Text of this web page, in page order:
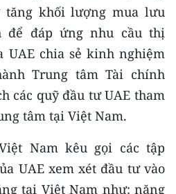
tăng khối lượng mua lưu
để đáp ứng nhu cầu thị
UAE chia sẻ kinh nghiệm
Trung tâm Tài chính
các quỹ đầu tư UAE tham
tâm tại Việt Nam.
Nam kêu gọi các tập
UAE xem xét đầu tư vào
tại Việt Nam như: năng